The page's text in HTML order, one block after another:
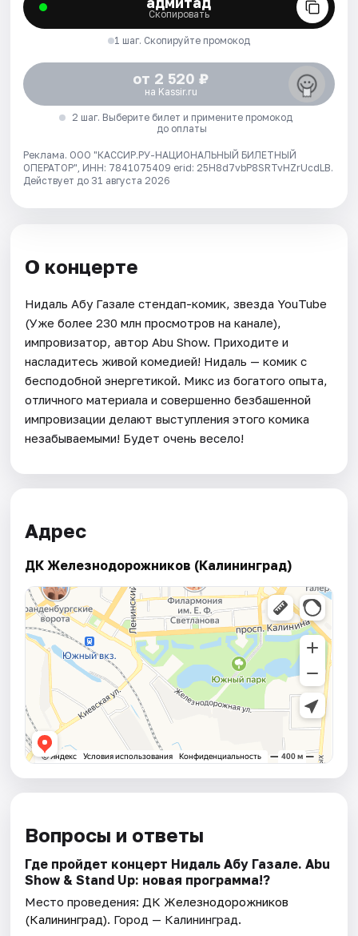
Скопировать
1 шаг. Скопируйте промокод
от 2 520 ₽
на Kassir.ru
2 шаг. Выберите билет и примените промокод
до оплаты
Реклама. ООО "КАССИР.РУ-НАЦИОНАЛЬНЫЙ БИЛЕТНЫЙ
ОПЕРАТОР", ИНН: 7841075409 erid: 25H8d7vbP8SRTvHZrUcdLB.
Действует до 31 августа 2026
О концерте
Нидаль Абу Газале стендап-комик, звезда YouTube
(Уже более 230 млн просмотров на канале),
импровизатор, автор Abu Show. Приходите и
насладитесь живой комедией! Нидаль — комик с
бесподобной энергетикой. Микс из богатого опыта,
отличного материала и совершенно безбашенной
импровизации делают выступления этого комика
незабываемыми! Будет очень весело!
Адрес
ДК Железнодорожников (Калининград)
Вопросы и ответы
Где пройдет концерт Нидаль Абу Газале. Abu
Show & Stand Up: новая программа!?
Место проведения: ДК Железнодорожников
(Калининград). Город — Калининград.